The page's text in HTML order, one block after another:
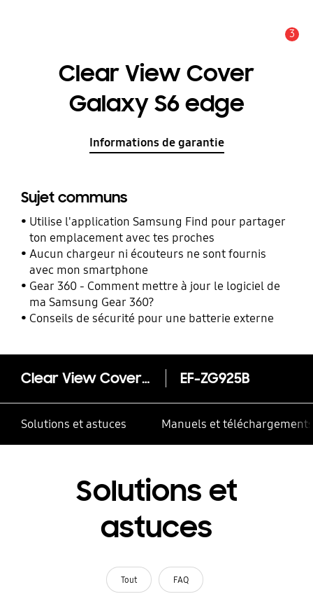
3
Clear View Cover
Galaxy S6 edge
Informations de garantie
Sujet communs
Utilise l'application Samsung Find pour partager
ton emplacement avec tes proches
Aucun chargeur ni écouteurs ne sont fournis
avec mon smartphone
Gear 360 - Comment mettre à jour le logiciel de
ma Samsung Gear 360?
Conseils de sécurité pour une batterie externe
Clear View Cover Galaxy S6 edge EF-ZG925B
Solutions et astuces Manuels et téléchargements
Solutions et
astuces
Tout FAQ